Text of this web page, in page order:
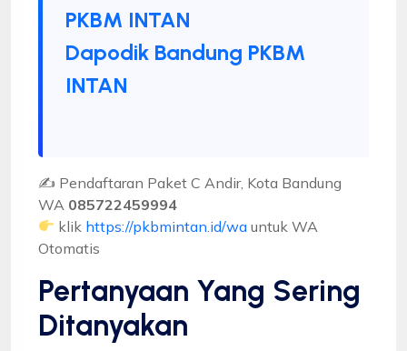
PKBM INTAN
Dapodik Bandung PKBM
INTAN
✍ Pendaftaran Paket C Andir, Kota Bandung
WA 085722459994
klik https://pkbmintan.id/wa untuk WA
Otomatis
Pertanyaan Yang Sering
Ditanyakan